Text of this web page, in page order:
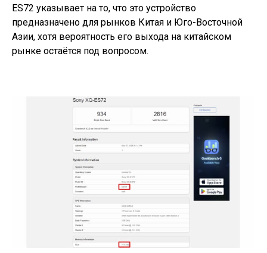
ES72 указывает на то, что это устройство
предназначено для рынков Китая и Юго-Восточной
Азии, хотя вероятность его выхода на китайском
рынке остаётся под вопросом.